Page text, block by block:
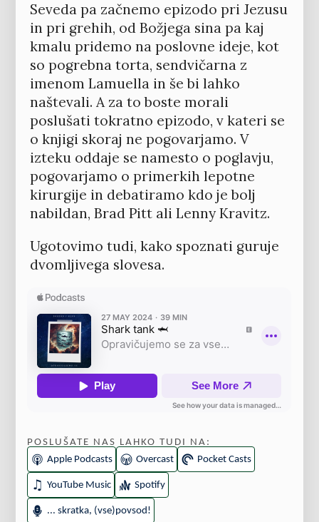
Seveda pa začnemo epizodo pri Jezusu
in pri grehih, od Božjega sina pa kaj
kmalu pridemo na poslovne ideje, kot
so pogrebna torta, sendvičarna z
imenom Lamuella in še bi lahko
naštevali. A za to boste morali
poslušati tokratno epizodo, v kateri se
o knjigi skoraj ne pogovarjamo. V
izteku oddaje se namesto o poglavju,
pogovarjamo o primerkih lepotne
kirurgije in debatiramo kdo je bolj
nabildan, Brad Pitt ali Lenny Kravitz.
Ugotovimo tudi, kako spoznati guruje
dvomljivega slovesa.
POSLUŠATE NAS LAHKO TUDI NA:
Apple Podcasts
Overcast Pocket Casts
YouTube Music Spotify
... skratka, (vse)povsod!